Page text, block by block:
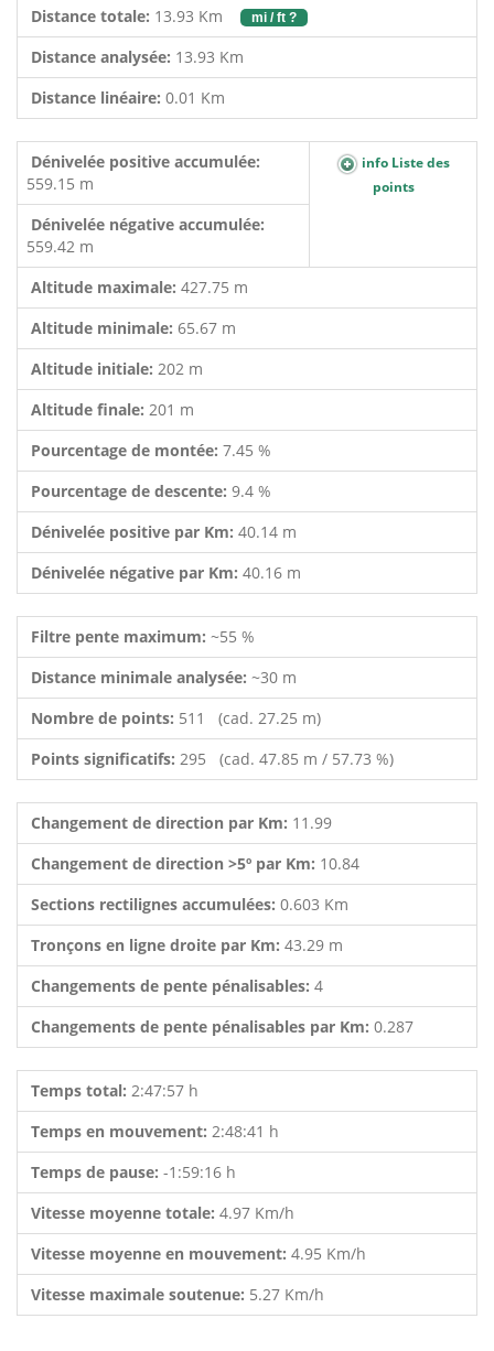
Distance totale: 13.93 Km mi / ft ?
Distance analysée: 13.93 Km
Distance linéaire: 0.01 Km
Dénivelée positive accumulée:
559.15 m
info Liste des
points
Dénivelée négative accumulée:
559.42 m
Altitude maximale: 427.75 m
Altitude minimale: 65.67 m
Altitude initiale: 202 m
Altitude finale: 201 m
Pourcentage de montée: 7.45 %
Pourcentage de descente: 9.4 %
Dénivelée positive par Km: 40.14 m
Dénivelée négative par Km: 40.16 m
Filtre pente maximum: ~55 %
Distance minimale analysée: ~30 m
Nombre de points: 511 (cad. 27.25 m)
Points significatifs: 295 (cad. 47.85 m / 57.73 %)
Changement de direction par Km: 11.99
Changement de direction >5º par Km: 10.84
Sections rectilignes accumulées: 0.603 Km
Tronçons en ligne droite par Km: 43.29 m
Changements de pente pénalisables: 4
Changements de pente pénalisables par Km: 0.287
Temps total: 2:47:57 h
Temps en mouvement: 2:48:41 h
Temps de pause: -1:59:16 h
Vitesse moyenne totale: 4.97 Km/h
Vitesse moyenne en mouvement: 4.95 Km/h
Vitesse maximale soutenue: 5.27 Km/h